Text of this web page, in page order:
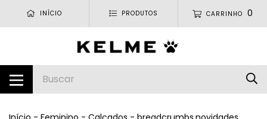
INÍCIO PRODUTOS CARRINHO 0